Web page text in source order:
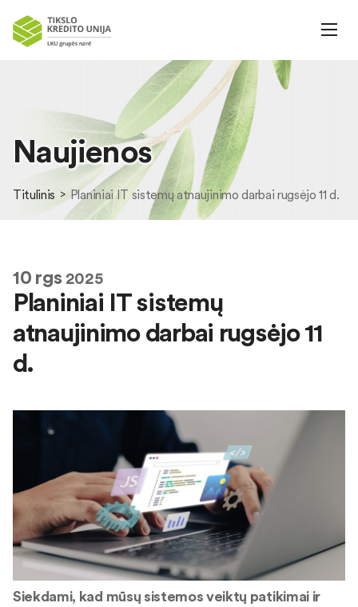
Naujienos
Titulinis Planiniai IT sistemų atnaujinimo darbai rugsėjo 11 d.
10rgs 2025
Planiniai IT sistemų
atnaujinimo darbai rugsėjo 11
d.
Siekdami, kad mūsų sistemos veiktų patikimai ir